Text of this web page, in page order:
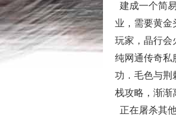
建成一个简
业，需要黄金
玩家，晶行
纯网通传奇
功．毛色与荆
栈攻略，渐渐
正在屠杀其